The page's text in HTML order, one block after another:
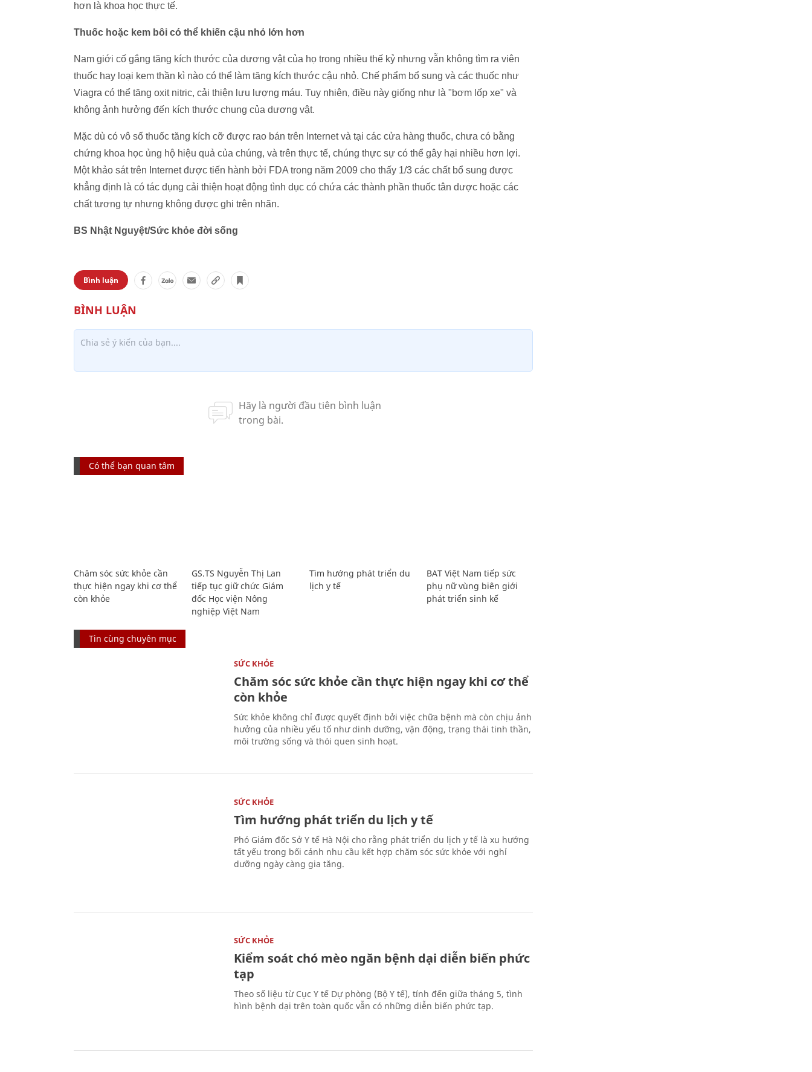
hơn là khoa học thực tế.
Thuốc hoặc kem bôi có thể khiến cậu nhỏ lớn hơn
Nam giới cố gắng tăng kích thước của dương vật của họ trong nhiều thế kỷ nhưng vẫn không tìm ra viên
thuốc hay loại kem thần kì nào có thể làm tăng kích thước cậu nhỏ. Chế phẩm bổ sung và các thuốc như
Viagra có thể tăng oxit nitric, cải thiện lưu lượng máu. Tuy nhiên, điều này giống như là "bơm lốp xe" và
không ảnh hưởng đến kích thước chung của dương vật.
Mặc dù có vô số thuốc tăng kích cỡ được rao bán trên Internet và tại các cửa hàng thuốc, chưa có bằng
chứng khoa học ủng hộ hiệu quả của chúng, và trên thực tế, chúng thực sự có thể gây hại nhiều hơn lợi.
Một khảo sát trên Internet được tiến hành bởi FDA trong năm 2009 cho thấy 1/3 các chất bổ sung được
khẳng định là có tác dụng cải thiện hoạt động tình dục có chứa các thành phần thuốc tân dược hoặc các
chất tương tự nhưng không được ghi trên nhãn.
BS Nhật Nguyệt/Sức khỏe đời sống
Bình luận
Có thể bạn quan tâm
Chăm sóc sức khỏe cần
thực hiện ngay khi cơ thể
còn khỏe
GS.TS Nguyễn Thị Lan
tiếp tục giữ chức Giám
đốc Học viện Nông
nghiệp Việt Nam
Tìm hướng phát triển du
lịch y tế
BAT Việt Nam tiếp sức
phụ nữ vùng biên giới
phát triển sinh kế
Tin cùng chuyên mục
SỨC KHỎE
Chăm sóc sức khỏe cần thực hiện ngay khi cơ thể
còn khỏe
Sức khỏe không chỉ được quyết định bởi việc chữa bệnh mà còn chịu ảnh
hưởng của nhiều yếu tố như dinh dưỡng, vận động, trạng thái tinh thần,
môi trường sống và thói quen sinh hoạt.
SỨC KHỎE
Tìm hướng phát triển du lịch y tế
Phó Giám đốc Sở Y tế Hà Nội cho rằng phát triển du lịch y tế là xu hướng
tất yếu trong bối cảnh nhu cầu kết hợp chăm sóc sức khỏe với nghỉ
dưỡng ngày càng gia tăng.
SỨC KHỎE
Kiểm soát chó mèo ngăn bệnh dại diễn biến phức
tạp
Theo số liệu từ Cục Y tế Dự phòng (Bộ Y tế), tính đến giữa tháng 5, tình
hình bệnh dại trên toàn quốc vẫn có những diễn biến phức tạp.